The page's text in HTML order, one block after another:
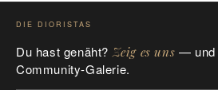
DIE DIORISTAS
Du hast genäht? Zeig es uns — und
Community-Galerie.